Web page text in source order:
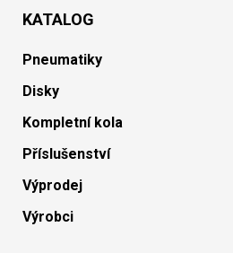
KATALOG
Pneumatiky
Disky
Kompletní kola
Příslušenství
Výprodej
Výrobci